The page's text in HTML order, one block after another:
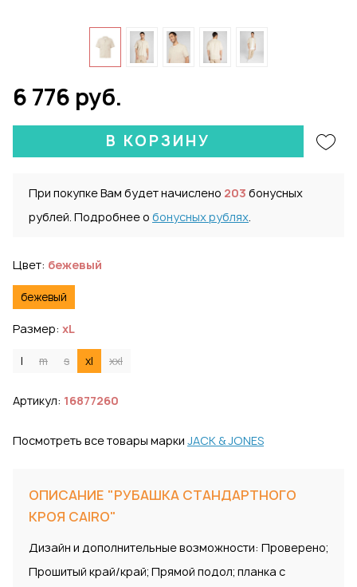
6 776 руб.
В КОРЗИНУ
При покупке Вам будет начислено 203 бонусных
рублей. Подробнее о бонусных рублях.
Цвет: бежевый
бежевый
Размер: xL
l m s xl xxl
Артикул: 16877260
Посмотреть все товары марки JACK & JONES
ОПИСАНИЕ "РУБАШКА СТАНДАРТНОГО
КРОЯ CAIRO"
Дизайн и дополнительные возможности: Проверено;
Прошитый край/край; Прямой подол; планка с